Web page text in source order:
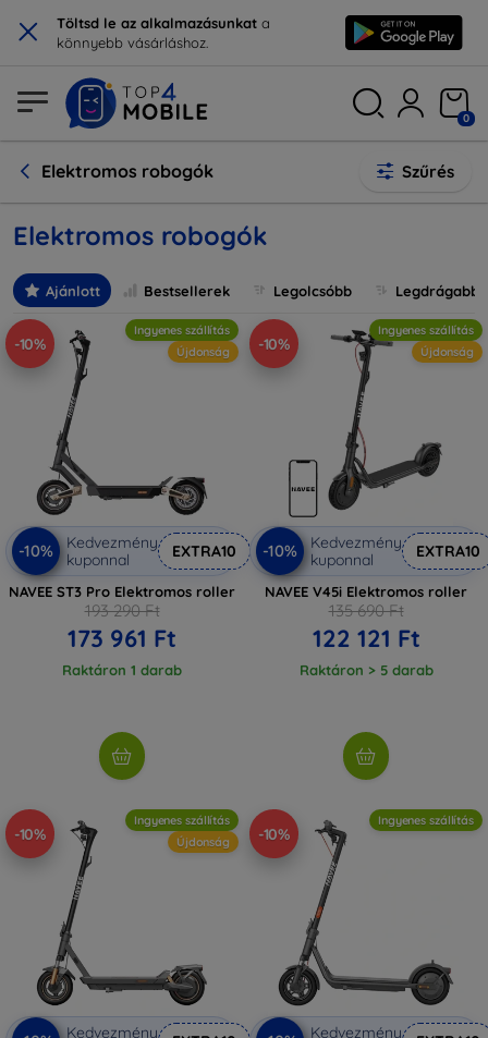
× Töltsd le az alkalmazásunkat a
könnyebb vásárláshoz.
0
Elektromos robogók Szűrés
Elektromos robogók
Ajánlott Bestsellerek Legolcsóbb Legdrágabb
-10%
Ingyenes szállítás
Újdonság
-10%
Kedvezmény
kuponnal
EXTRA10
NAVEE ST3 Pro Elektromos roller
193 290 Ft
173 961 Ft
Raktáron 1 darab
-10%
Ingyenes szállítás
Újdonság
-10%
Kedvezmény
kuponnal
EXTRA10
NAVEE V45i Elektromos roller
135 690 Ft
122 121 Ft
Raktáron > 5 darab
-10%
Ingyenes szállítás
Újdonság
Kedvezmény
-10%
Ingyenes szállítás
Kedvezmény